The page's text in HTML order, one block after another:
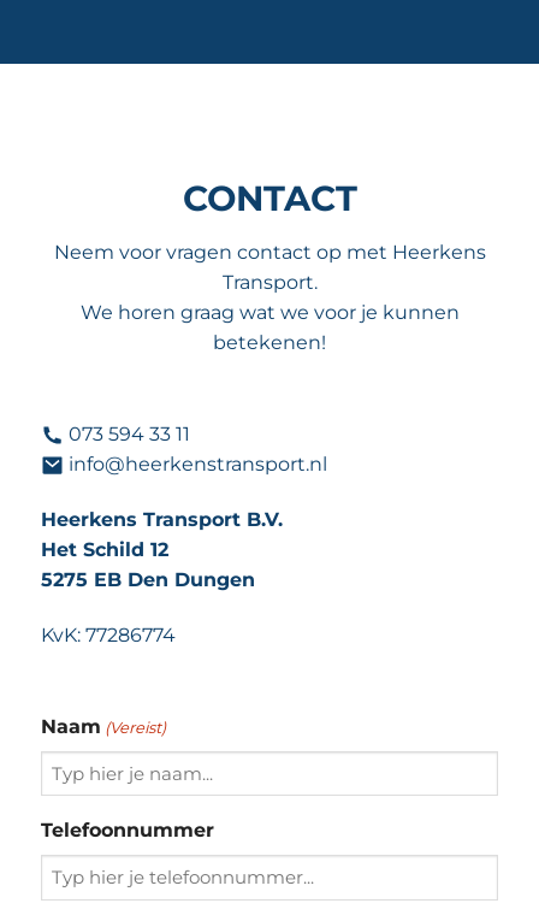
CONTACT
Neem voor vragen contact op met Heerkens
Transport.
We horen graag wat we voor je kunnen
betekenen!
073 594 33 11
info@heerkenstransport.nl
Heerkens Transport B.V.
Het Schild 12
5275 EB Den Dungen
KvK: 77286774
Naam (Vereist)
Telefoonnummer